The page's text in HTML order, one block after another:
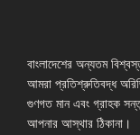
বাংলাদেশের অন্যতম
আমরা প্রতিশ্রুতিবদ্ধ
গুণগত মান এবং গ্রাহক
আপনার আস্থার ঠিকানা।